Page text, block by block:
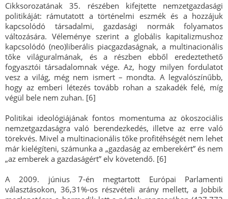
Cikksorozatának 35. részében kifejtette nemzetgazdasági
politikáját: rámutatott a történelmi eszmék és a hozzájuk
kapcsolódó társadalmi, gazdasági normák folyamatos
változására. Véleménye szerint a globális kapitalizmushoz
kapcsolódó (neo)liberális piacgazdaságnak, a multinacionális
tőke világuralmának, és a részben ebből eredeztethető
fogyasztói társadalomnak vége. Az, hogy milyen fordulatot
vesz a világ, még nem ismert – mondta. A legvalószínűbb,
hogy az emberi létezés tovább rohan a szakadék felé, míg
végül bele nem zuhan. [6]
Politikai ideológiájának fontos momentuma az ökoszociális
nemzetgazdaságra való berendezkedés, illetve az erre való
törekvés. Mivel a multinacionális tőke profitéhségét nem lehet
már kielégíteni, számunka a „gazdaság az emberekért” és nem
„az emberek a gazdaságért” elv követendő. [6]
A 2009. június 7-én megtartott Európai Parlamenti
választásokon, 36,31%-os részvételi arány mellett, a Jobbik